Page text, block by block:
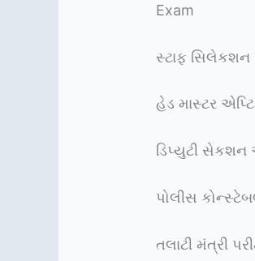
Exam
સ્ટાફ સિલેકશન
હેડ માસ્ટર
ડિપ્યુટી સેકશન
પોલીસ
તલાટી મંત્રી